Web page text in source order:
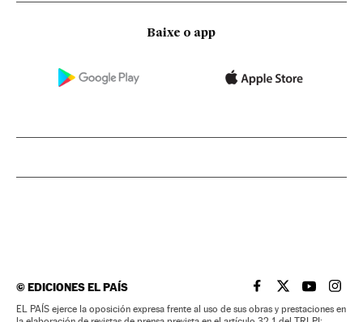
Baixe o app
©EDICIONES EL PAÍS EL PAÍS BRASIL EN
EL PAÍSEL PAÍS
EL
EL PAÍS ejerce la oposición expresa frente al uso de sus obras y prestaciones en